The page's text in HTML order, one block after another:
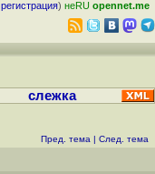
регистрация) неRU opennet.me
слежка
Пред. тема | След. тема